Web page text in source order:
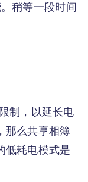
稍等一段时间
制，以延长电
那么共享相簿
低耗电模式是